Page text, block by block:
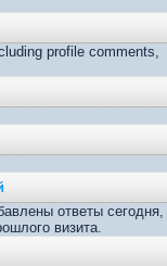
profile comments,
ответы сегодня,
визита.